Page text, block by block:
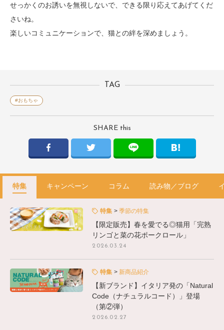
せっかくのお誘いを無視しないで、できる限り応えてあげてくだ
さいね。
楽しいコミュニケーションで、猫との絆を深めましょう。
TAG
#おもちゃ
SHARE this
特集 キャンペーン コラム 読み物／ブログ
特集 季節の特集
【限定販売】春を愛でる◎猫用「完熟
リンゴと菜の花ポークロール」
2026.03.24
特集 新商品紹介
【新ブランド】イタリア発の「Natural
Code（ナチュラルコード）」登場
（第②弾）
2026.02.27